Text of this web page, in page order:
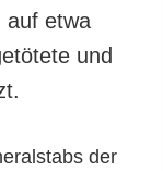
auf etwa
und
der